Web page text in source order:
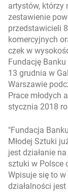
artystów, którzy
zestawienie
przedstawicieli
komercyjnych
czek w
Fundację
13 grudnia w
Warszawie
Prace młodych
stycznia 2018
Fundacja
Młodej Sztuki
jest działanie
sztuki w Polsce
Wpisuje się to
działalności